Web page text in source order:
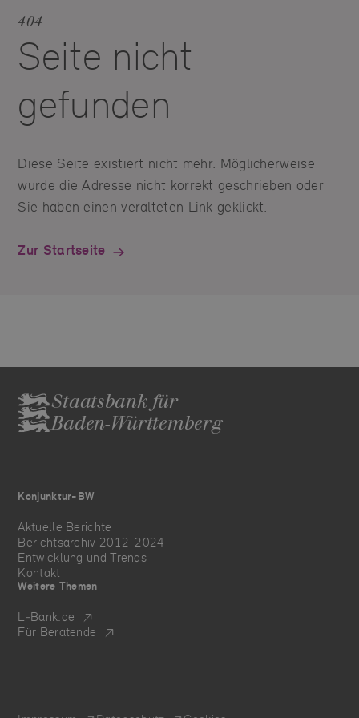
404
Seite nicht
gefunden
Diese Seite existiert nicht mehr. Möglicherweise
wurde die Adresse nicht korrekt geschrieben oder
Sie haben einen veralteten Link geklickt.
Zur Startseite
Staatsbank für
Baden-Württemberg
Konjunktur-BW
Aktuelle Berichte
Berichtsarchiv 2012-2024
Entwicklung und Trends
Kontakt
Weitere Themen
L‑Bank.de
Für Beratende